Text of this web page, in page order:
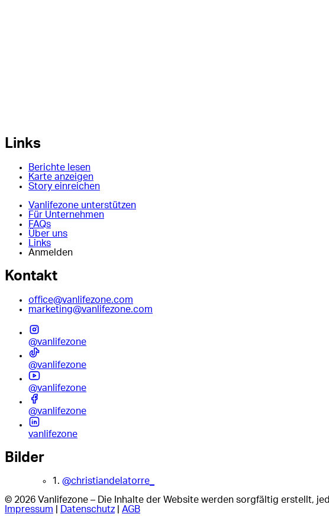
Links
Berichte lesen
Karte anzeigen
Story einreichen
Vanlifezone unterstützen
Für Unternehmen
FAQs
Über uns
Links
Anmelden
Kontakt
office@vanlifezone.com
marketing@vanlifezone.com
@vanlifezone
@vanlifezone
@vanlifezone
@vanlifezone
vanlifezone
Bilder
1. @christiandelatorre_
© 2026 Vanlifezone – Die Inhalte der Website werden sorgfältig erstellt,
Impressum
Datenschutz| AGB